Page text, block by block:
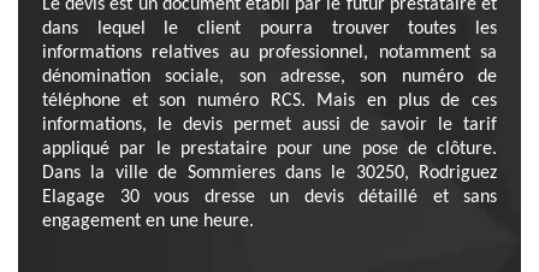
Le devis est un document établi par le futur prestataire et
dans lequel le client pourra trouver toutes les
informations relatives au professionnel, notamment sa
dénomination sociale, son adresse, son numéro de
téléphone et son numéro RCS. Mais en plus de ces
informations, le devis permet aussi de savoir le tarif
appliqué par le prestataire pour une pose de clôture.
Dans la ville de Sommieres dans le 30250, Rodriguez
Elagage 30 vous dresse un devis détaillé et sans
engagement en une heure.